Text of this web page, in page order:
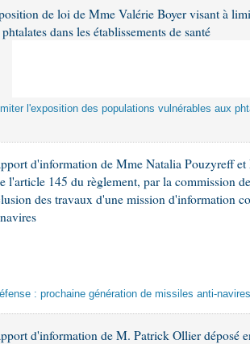
de loi de Mme Valérie Boyer visant à
dans les établissements de santé
l'exposition des populations vulnérables aux
d'information de Mme Natalia Pouzyreff
l'article 145 du règlement, par la commission
des travaux d'une mission d'information
: prochaine génération de missiles anti-
d'information de M. Patrick Ollier déposé